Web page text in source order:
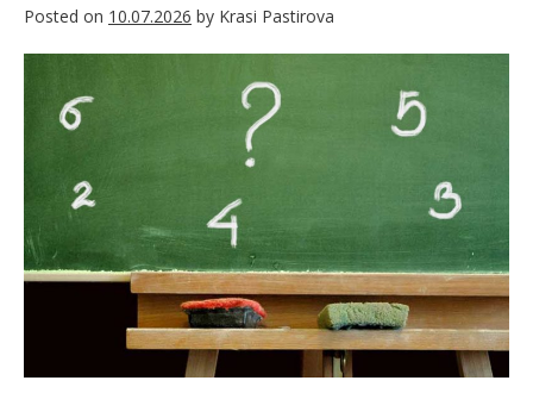
Posted on 10.07.2026 by Krasi Pastirova